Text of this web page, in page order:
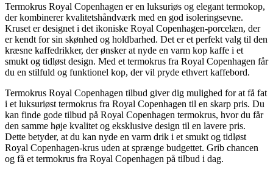
Termokrus Royal Copenhagen er en luksuriøs og elegant termokop,
der kombinerer kvalitetshåndværk med en god isoleringsevne.
Kruset er designet i det ikoniske Royal Copenhagen-porcelæn, der
er kendt for sin skønhed og holdbarhed. Det er et perfekt valg til den
kræsne kaffedrikker, der ønsker at nyde en varm kop kaffe i et
smukt og tidløst design. Med et termokrus fra Royal Copenhagen får
du en stilfuld og funktionel kop, der vil pryde ethvert kaffebord.
Termokrus Royal Copenhagen tilbud giver dig mulighed for at få fat
i et luksuriøst termokrus fra Royal Copenhagen til en skarp pris. Du
kan finde gode tilbud på Royal Copenhagen termokrus, hvor du får
den samme høje kvalitet og eksklusive design til en lavere pris.
Dette betyder, at du kan nyde en varm drik i et smukt og tidløst
Royal Copenhagen-krus uden at sprænge budgettet. Grib chancen
og få et termokrus fra Royal Copenhagen på tilbud i dag.